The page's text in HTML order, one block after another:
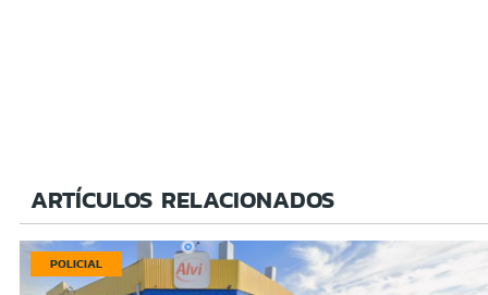
ARTÍCULOS RELACIONADOS
POLICIAL